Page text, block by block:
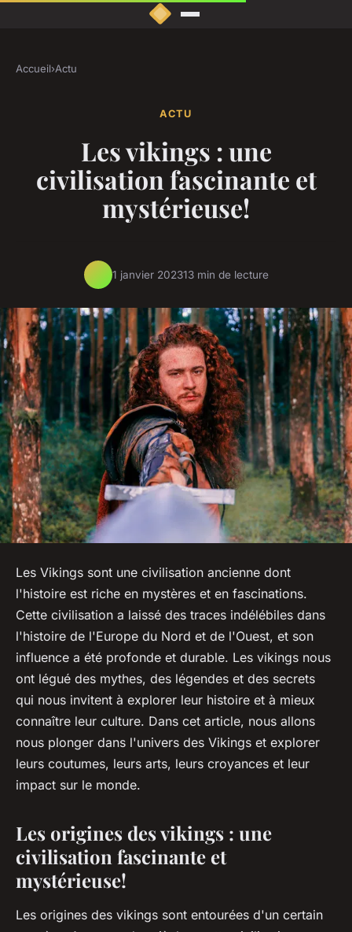
Accueil›Actu
ACTU
Les vikings : une
civilisation fascinante et
mystérieuse!
1 janvier 202313 min de lecture
Les Vikings sont une civilisation ancienne dont
l'histoire est riche en mystères et en fascinations.
Cette civilisation a laissé des traces indélébiles dans
l'histoire de l'Europe du Nord et de l'Ouest, et son
influence a été profonde et durable. Les vikings nous
ont légué des mythes, des légendes et des secrets
qui nous invitent à explorer leur histoire et à mieux
connaître leur culture. Dans cet article, nous allons
nous plonger dans l'univers des Vikings et explorer
leurs coutumes, leurs arts, leurs croyances et leur
impact sur le monde.
Les origines des vikings : une
civilisation fascinante et
mystérieuse!
Les origines des vikings sont entourées d'un certain